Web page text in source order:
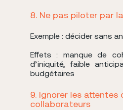
8. Ne pas piloter par
Exemple : décider sans
Effets : manque de
d’iniquité, faible
budgétaires
9. Ignorer les attentes
collaborateurs